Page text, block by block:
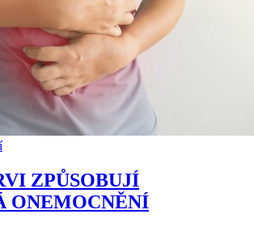
ZPŮSOBUJÍ
ONEMOCNĚNÍ